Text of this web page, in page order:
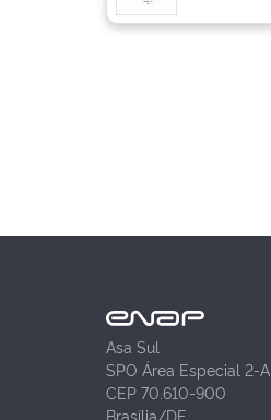
Asa Sul
SPO Área Especial 2-A
CEP 70.610-900
Brasília/DF